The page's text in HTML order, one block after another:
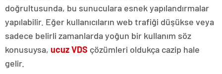
doğrultusunda, bu sunuculara esnek yapılandırmalar
yapılabilir. Eğer kullanıcıların web trafiği düşükse veya
sadece belirli zamanlarda yoğun bir kullanım söz
konusuysa, ucuz VDS çözümleri oldukça cazip hale
gelir.